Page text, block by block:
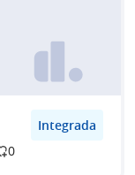
Integrada
0